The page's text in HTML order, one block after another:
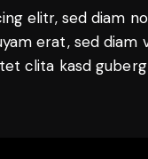
elitr, sed diam
erat, sed diam
clita kasd